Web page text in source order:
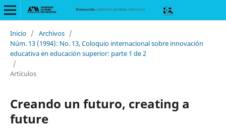
Inicio / Archivos /
Núm. 13 (1994): No. 13, Coloquio internacional sobre innovación
educativa en educación superior: parte 1 de 2
/
Artículos
Creando un futuro, creating a
future